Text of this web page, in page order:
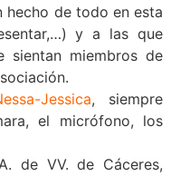
hecho de todo en esta
y a las que
sientan miembros de
Jessica, siempre
el micrófono, los
de VV. de Cáceres,